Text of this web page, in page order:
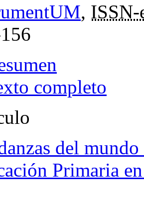
, ISSN-
completo
del
Primaria